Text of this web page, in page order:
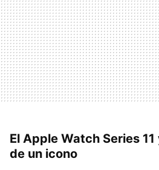
El Apple Watch Series
de un icono